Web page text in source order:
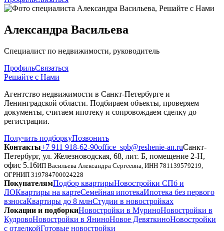
Александра Васильева
Специалист по недвижимости, руководитель
ПрофильСвязаться
Решайте с Нами
Агентство недвижимости в Санкт-Петербурге и
Ленинградской области. Подбираем объекты, проверяем
документы, считаем ипотеку и сопровождаем сделку до
регистрации.
Получить подборкуПозвонить
Контакты+7 911 918-62-90office_spb@reshenie-an.ruСанкт-
Петербург, ул. Железноводская, 68, лит. Б, помещение 2-Н,
офис 5.16ИП Васильева Александра Сергеевна , ИНН 781139579219
ОГРНИП 319784700024228
ПокупателямПодбор квартирыНовостройки СПб и
ЛОКвартиры на картеСемейная ипотекаИпотека без первого
взносаКвартиры до 8 млнСтудии в новостройках
Локации и подборкиНовостройки в МуриноНовостройки в
КудровоНовостройки в ЯниноНовое ДевяткиноНовостройки
с отделкойГотовые новостройки